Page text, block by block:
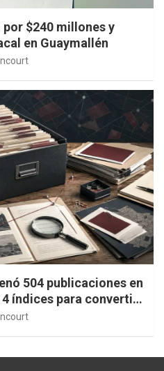
$240 millones y
en Guaymallén
504 publicaciones en
índices para convertir
memoria pública